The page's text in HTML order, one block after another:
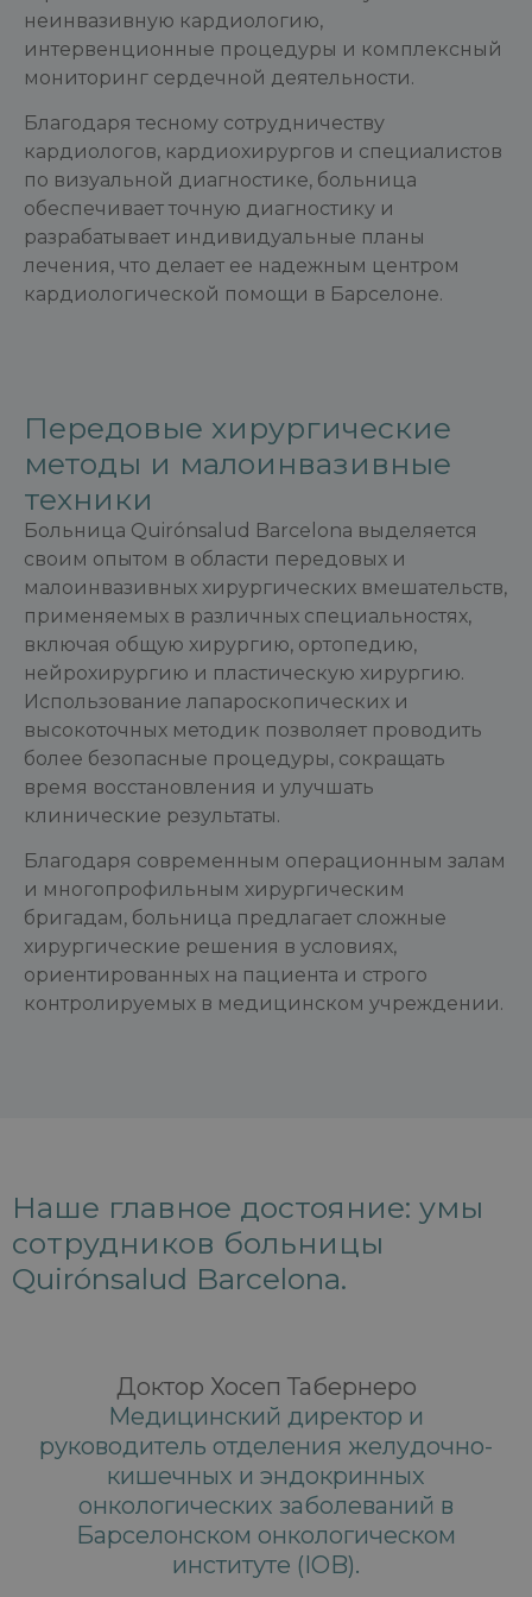
неинвазивную кардиологию,
интервенционные процедуры и комплексный
мониторинг сердечной деятельности.
Благодаря тесному сотрудничеству
кардиологов, кардиохирургов и специалистов
по визуальной диагностике, больница
обеспечивает точную диагностику и
разрабатывает индивидуальные планы
лечения, что делает ее надежным центром
кардиологической помощи в Барселоне.
Передовые хирургические
методы и малоинвазивные
техники
Больница Quirónsalud Barcelona выделяется
своим опытом в области передовых и
малоинвазивных хирургических вмешательств,
применяемых в различных специальностях,
включая общую хирургию, ортопедию,
нейрохирургию и пластическую хирургию.
Использование лапароскопических и
высокоточных методик позволяет проводить
более безопасные процедуры, сокращать
время восстановления и улучшать
клинические результаты.
Благодаря современным операционным залам
и многопрофильным хирургическим
бригадам, больница предлагает сложные
хирургические решения в условиях,
ориентированных на пациента и строго
контролируемых в медицинском учреждении.
Наше главное достояние: умы
сотрудников больницы
Quirónsalud Barcelona.
Доктор Хосеп Табернеро
Медицинский директор и
руководитель отделения желудочно-
кишечных и эндокринных
онкологических заболеваний в
Барселонском онкологическом
институте (IOB).